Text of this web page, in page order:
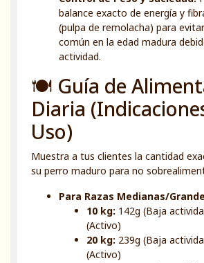
balance exacto de energía y
(pulpa de remolacha) para
común en la edad madura
actividad.
🍽️ Guía de
Diaria
Uso)
Muestra a tus clientes la cantidad
su perro maduro para no
Para Razas Medianas/
10 kg: 142g (Baja
(Activo)
20 kg: 239g (Baja
(Activo)